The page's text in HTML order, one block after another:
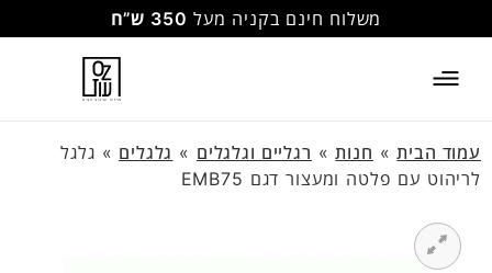
משלוח חינם בקניה מעל 350 ש”ח
עמוד הבית» חנות» רגליים וגלגלים » גלגלים » גלגל
לריהוט עם פלטה ומעצור דגם EMB75